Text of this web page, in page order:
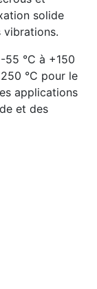
solide
vibrations.
55 °C à +150
°C pour le
applications
et des